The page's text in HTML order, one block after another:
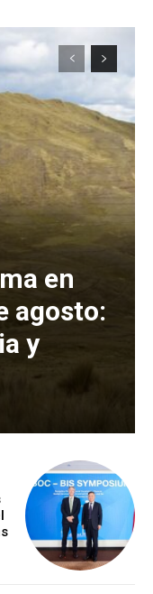
en
agosto:
y